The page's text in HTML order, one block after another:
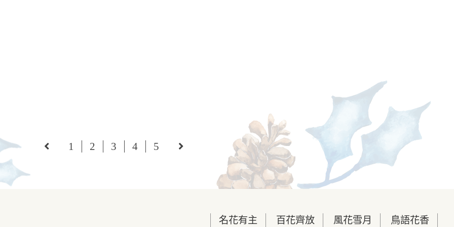
1 2 3 4 5
名花有主 百花齊放 風花雪月 鳥語花香